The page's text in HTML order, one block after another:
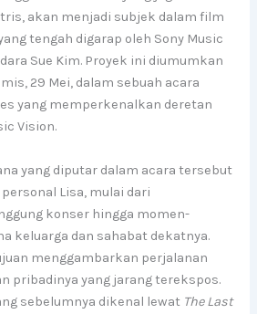
akan menjadi subjek dalam film
tengah digarap oleh Sony Music
Sue Kim. Proyek ini diumumkan
29 Mei, dalam sebuah acara
yang memperkenalkan deretan
Vision.
yang diputar dalam acara tersebut
Lisa, mulai dari
konser hingga momen-
keluarga dan sahabat dekatnya.
menggambarkan perjalanan
pribadinya yang jarang terekspos.
sebelumnya dikenal lewat The Last